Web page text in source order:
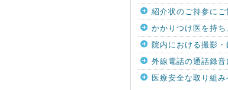
紹介状のご持参に
かかりつけ医を持ち
院内における撮影
外線電話の通話録音
医療安全な取り組み